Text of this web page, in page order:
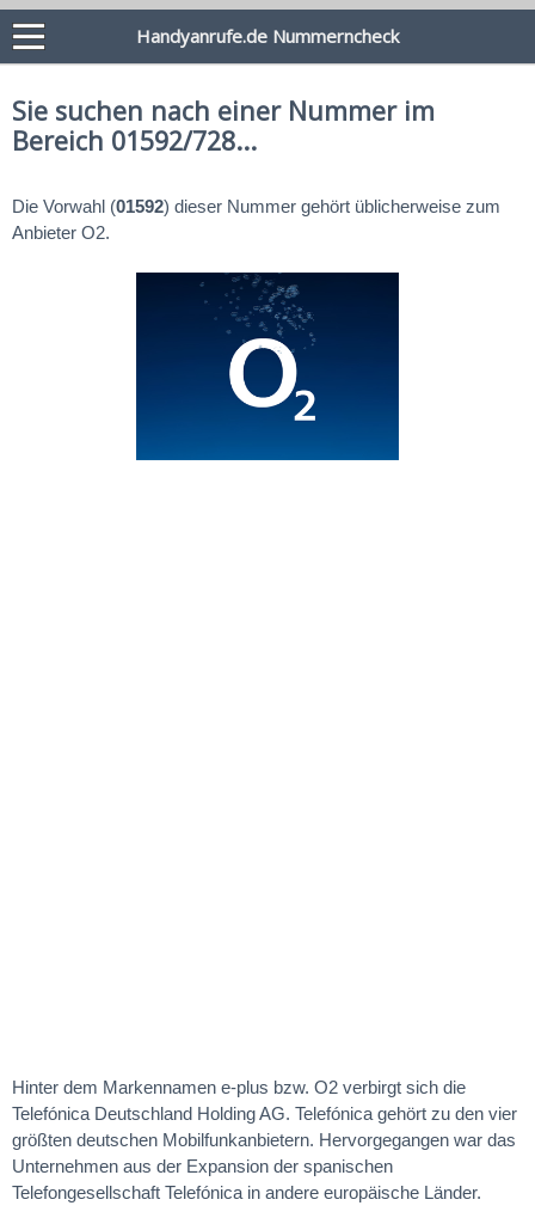
Handyanrufe.de Nummerncheck
Sie suchen nach einer Nummer im
Bereich 01592/728...
Die Vorwahl (01592) dieser Nummer gehört üblicherweise zum
Anbieter O2.
Hinter dem Markennamen e-plus bzw. O2 verbirgt sich die
Telefónica Deutschland Holding AG. Telefónica gehört zu den vier
größten deutschen Mobilfunkanbietern. Hervorgegangen war das
Unternehmen aus der Expansion der spanischen
Telefongesellschaft Telefónica in andere europäische Länder.